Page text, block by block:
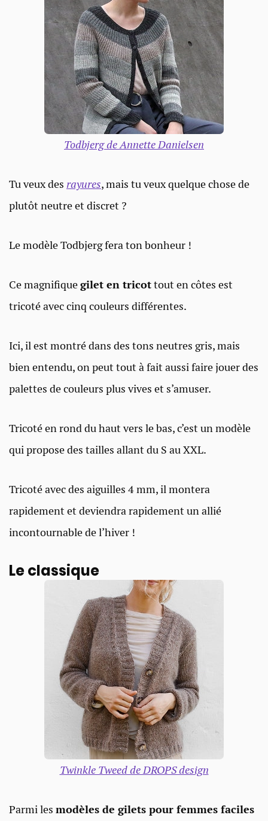
Todbjerg de Annette Danielsen
Tu veux des rayures, mais tu veux quelque chose de
plutôt neutre et discret ?
Le modèle Todbjerg fera ton bonheur !
Ce magnifiquegilet en tricottout en côtes est
tricoté avec cinq couleurs différentes.
Ici, il est montré dans des tons neutres gris, mais
bien entendu, on peut tout à fait aussi faire jouer des
palettes de couleurs plus vives et s’amuser.
Tricoté en rond du haut vers le bas, c’est un modèle
qui propose des tailles allant du S au XXL.
Tricoté avec des aiguilles 4 mm, il montera
rapidement et deviendra rapidement un allié
incontournable de l’hiver !
Le classique
Twinkle Tweed de DROPS design
Parmi les modèles de gilets pour femmes faciles